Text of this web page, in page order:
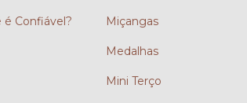
é Confiável? Miçangas
Medalhas
Mini Terço